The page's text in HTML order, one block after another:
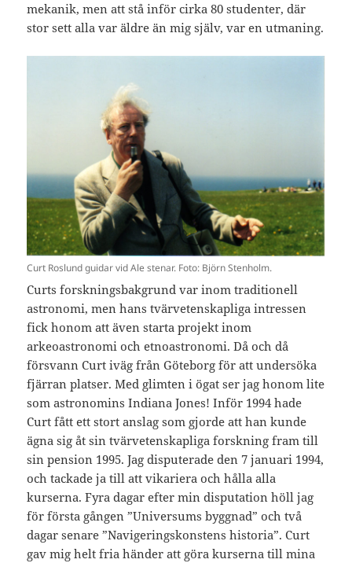
mekanik, men att stå inför cirka 80 studenter, där
stor sett alla var äldre än mig själv, var en utmaning.
Curt Roslund guidar vid Ale stenar. Foto: Björn Stenholm.
Curts forskningsbakgrund var inom traditionell
astronomi, men hans tvärvetenskapliga intressen
fick honom att även starta projekt inom
arkeoastronomi och etnoastronomi. Då och då
försvann Curt iväg från Göteborg för att undersöka
fjärran platser. Med glimten i ögat ser jag honom lite
som astronomins Indiana Jones! Inför 1994 hade
Curt fått ett stort anslag som gjorde att han kunde
ägna sig åt sin tvärvetenskapliga forskning fram till
sin pension 1995. Jag disputerade den 7 januari 1994,
och tackade ja till att vikariera och hålla alla
kurserna. Fyra dagar efter min disputation höll jag
för första gången ”Universums byggnad” och två
dagar senare ”Navigeringskonstens historia”. Curt
gav mig helt fria händer att göra kurserna till mina